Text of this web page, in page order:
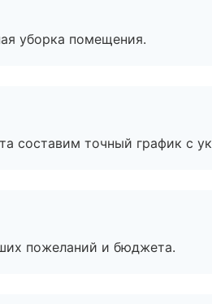
уборка помещения.
составим точный график с
пожеланий и бюджета.